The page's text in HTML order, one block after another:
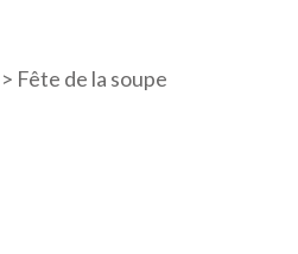
> Fête de la soupe